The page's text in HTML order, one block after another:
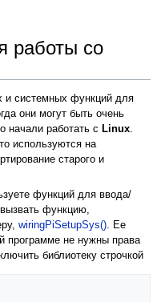
работы со
системных функций для
они могут быть очень
начали работать с Linux.
используются на
старого и
функций для ввода/
функцию,
wiringPiSetupSys(). Ее
программе не нужны права
библиотеку строчкой